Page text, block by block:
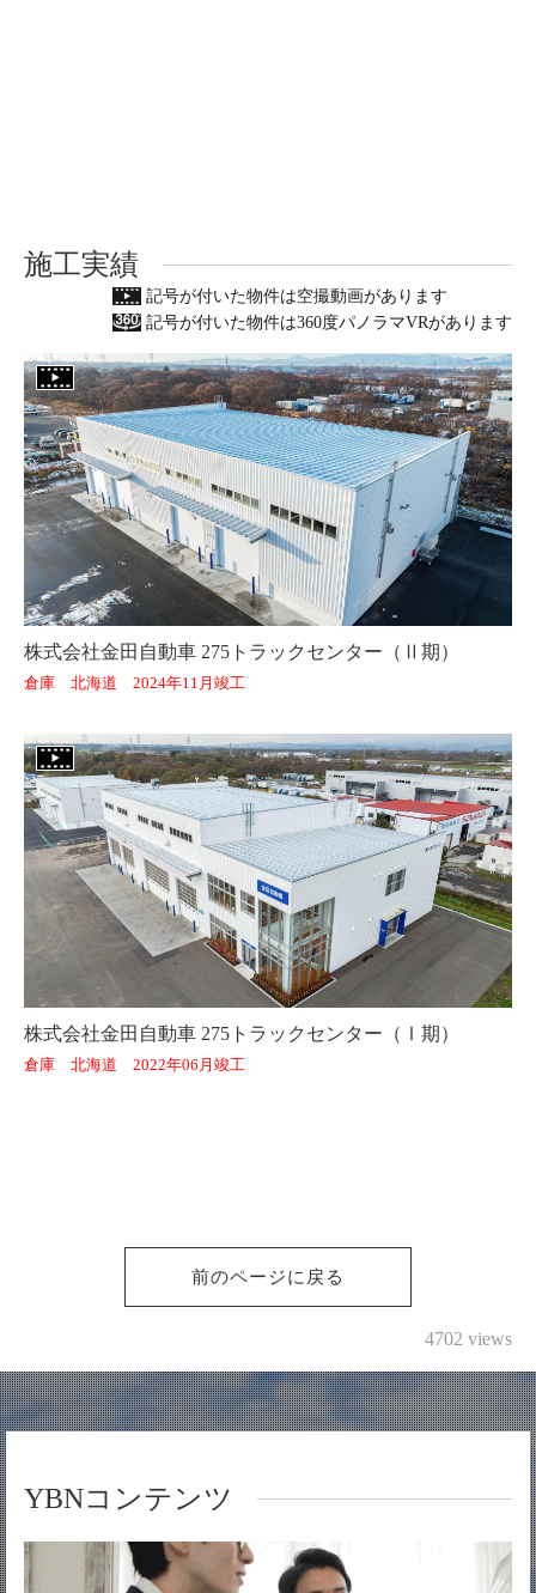
施工実績
記号が付いた物件は空撮動画があります
記号が付いた物件は360度パノラマVRがあります
株式会社金田自動車 275トラックセンター（Ⅱ期）
倉庫 北海道 2024年11月竣工
株式会社金田自動車 275トラックセンター（Ⅰ期）
倉庫 北海道 2022年06月竣工
前のページに戻る
4702 views
YBNコンテンツ